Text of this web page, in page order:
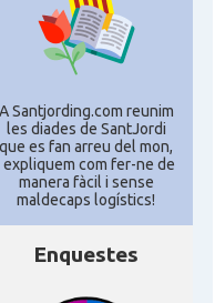
A Santjording.com reunim
les diades de SantJordi
que es fan arreu del mon,
expliquem com fer-ne de
manera fàcil i sense
maldecaps logí­stics!
Enquestes